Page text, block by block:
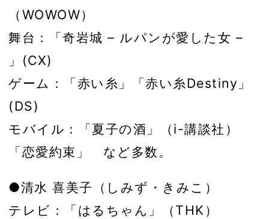
（WOWOW）
舞台：「奇岩城 – ルパンが愛した女 –
」(CX)
ゲーム：「赤い糸」「赤い糸Destiny」
(DS)
モバイル：「夏子の酒」（i-講談社）
「恋愛約束」 など多数。
●清水 喜美子（しみず・きみこ）
テレビ：「はるちゃん」（THK）